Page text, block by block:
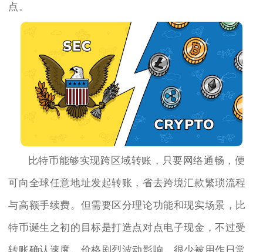
点。
比特币能够实现跨区域转账，只要网络通畅，便
可向全球任意地址发起转账，省去跨境汇款繁琐流程
与高额手续费。但需要区分理论功能和现实场景，比
特币诞生之初的目标是打造点对点电子现金，不过受